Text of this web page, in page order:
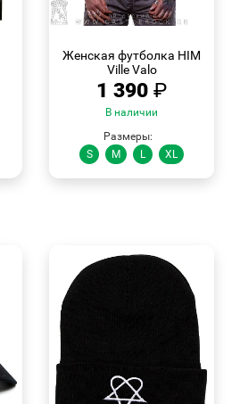
Женская футболка HIM
Ville Valo
1 390 ₽
В наличии
Размеры:
S
M L XL